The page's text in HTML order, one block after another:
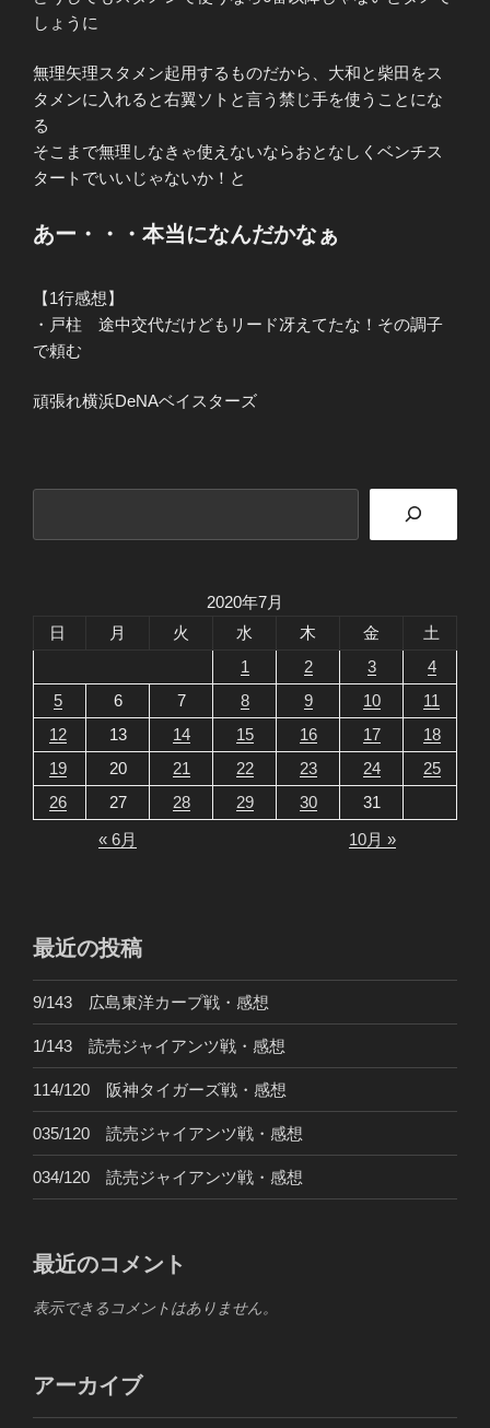
しょうに
無理矢理スタメン起用するものだから、大和と柴田をス
タメンに入れると右翼ソトと言う禁じ手を使うことにな
る
そこまで無理しなきゃ使えないならおとなしくベンチス
タートでいいじゃないか！と
あー・・・本当になんだかなぁ
【1行感想】
・戸柱 途中交代だけどもリード冴えてたな！その調子
で頼む
頑張れ横浜DeNAベイスターズ
2020年7月
日
月 火 水 木 金
土
1
2 3
4
5
6 7 8 9 10
11
12
13 14 15 16 17
18
19
20 21 22 23 24
25
26
27 28 29 30
31
« 6月
10月 »
最近の投稿
9/143 広島東洋カープ戦・感想
1/143 読売ジャイアンツ戦・感想
114/120 阪神タイガーズ戦・感想
035/120 読売ジャイアンツ戦・感想
034/120 読売ジャイアンツ戦・感想
最近のコメント
表示できるコメントはありません。
アーカイブ